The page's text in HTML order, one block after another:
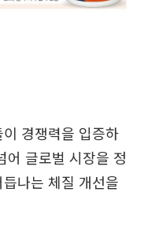
경쟁력을 입증하
어 글로벌 시장을 정
나는 체질 개선을